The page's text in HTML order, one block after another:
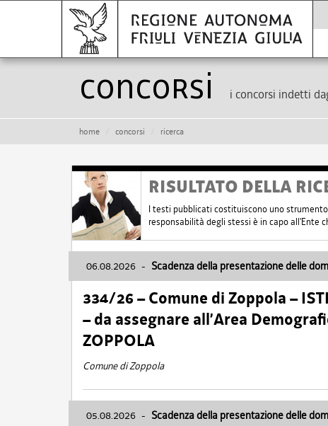
Concorsi i concorsi indetti
home concorsi ricerca
RISULTATO DELLA
I testi pubblicati costituiscono uno
responsabilità degli stessi è in capo all'Ente
06.08.2026 - Scadenza della presentazione delle
334/26 – Comune di Zoppola –
– da assegnare all’Area
ZOPPOLA
Comune di Zoppola
05.08.2026 - Scadenza della presentazione delle